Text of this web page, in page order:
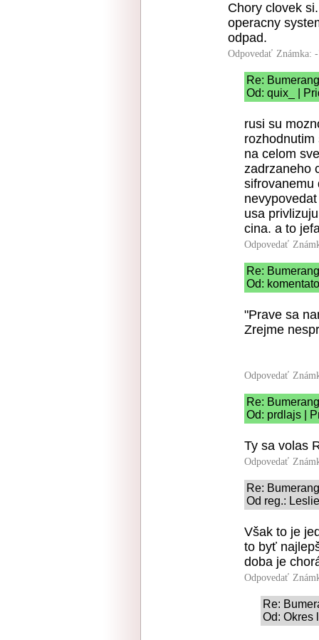
Chory clovek
operacny
odpad.
Odpovedať Známka:
Re: Bumerang
Od: quix_ |
rusi su
na celom
zadrzaneho
sifrovanemu
usa
cina. a to
Odpovedať
Re: Bumerang
Od:
"Prave sa
Zrejme
Odpovedať
Re: Bumerang
Od: prdlajs |
Ty sa volas
Odpovedať
Re: Bumerang
Od reg.:
Však to je
to byť
doba je
Odpovedať
Re:
Od: Okres